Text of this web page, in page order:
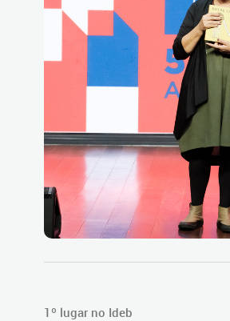
1º lugar no Ideb